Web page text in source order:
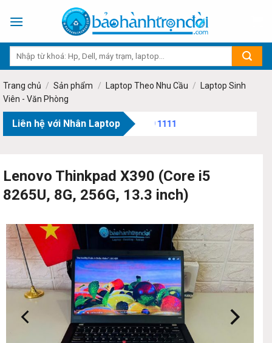
Trang chủ / Sản phẩm / Laptop Theo Nhu Cầu /
Laptop Sinh
Viên - Văn Phòng
Liên hệ với Nhân Laptop
Lenovo Thinkpad X390 (Core i5
8265U, 8G, 256G, 13.3 inch)